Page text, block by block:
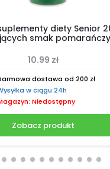
diety Senior
smak pomarańczy
10.99 zł
dostawa od 200 zł
w ciągu 24h
Niedostępny
Zobacz produkt